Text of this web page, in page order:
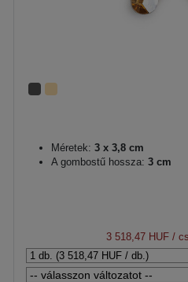
Méretek: 3 x 3,8 cm
A gombostű hossza: 3 cm
3 518,47 HUF/